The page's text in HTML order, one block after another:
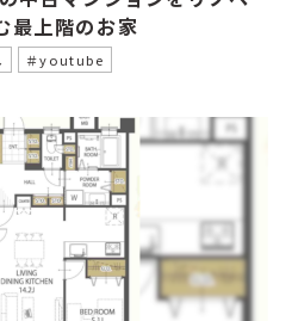
上階のお家
＃youtube